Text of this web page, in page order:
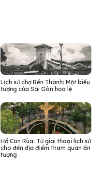
Lịch sử chợ Bến Thành: Một biểu
tượng của Sài Gòn hoa lệ
Hồ Con Rùa: Từ giai thoại lịch sử
cho đến địa điểm tham quan ấn
tượng